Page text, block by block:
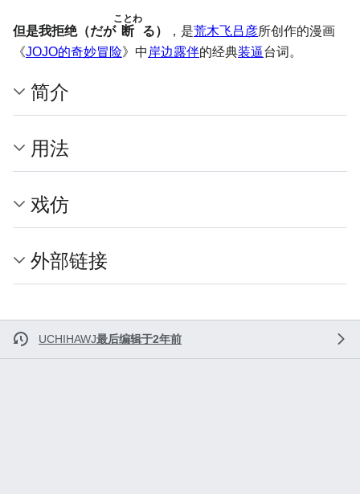
但是我拒绝（だが断
ことわ
る） ，是荒木飞吕彦所创作的漫画
《JOJO的奇妙冒险》中 岸边露伴的经典装逼台词。
简介
用法
戏仿
外部链接
UCHIHAWJ最后编辑于2年前